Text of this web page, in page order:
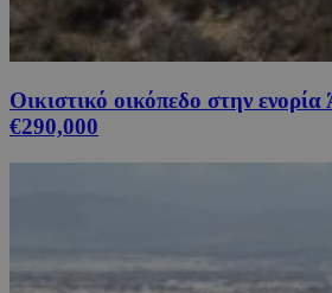
Οικιστικό οικόπεδο στην
€290,000